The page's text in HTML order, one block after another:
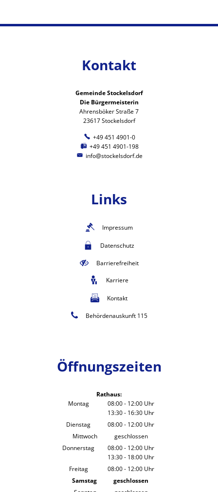
Kontakt
Gemeinde Stockelsdorf
Die Bürgermeisterin
Ahrensböker Straße 7
23617 Stockelsdorf
+49 451 4901-0
+49 451 4901-198
info@stockelsdorf.de
Links
Impressum
Datenschutz
Barrierefreiheit
Karriere
Kontakt
Behördenauskunft 115
Öffnungszeiten
Rathaus:
Montag
08:00- 12:00 Uhr
Von 08:00 bis 12:00 Uhr
13:30- 16:30 Uhr
Von 13:30 bis 16:30 Uhr
Dienstag 08:00- 12:00 Uhr
Von 08:00 bis 12:00 Uhr
Mittwoch
geschlossen
Donnerstag
08:00- 12:00 Uhr
Von 08:00 bis 12:00 Uhr
13:30- 18:00 Uhr
Von 13:30 bis 18:00 Uhr
Freitag 08:00- 12:00 Uhr
Von 08:00 bis 12:00 Uhr
Samstag
geschlossen